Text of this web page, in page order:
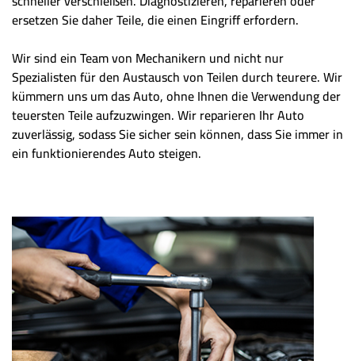
ersetzen Sie daher Teile, die einen Eingriff erfordern.
Wir sind ein Team von Mechanikern und nicht nur
Spezialisten für den Austausch von Teilen durch teurere. Wir
kümmern uns um das Auto, ohne Ihnen die Verwendung der
teuersten Teile aufzuzwingen. Wir reparieren Ihr Auto
zuverlässig, sodass Sie sicher sein können, dass Sie immer in
ein funktionierendes Auto steigen.